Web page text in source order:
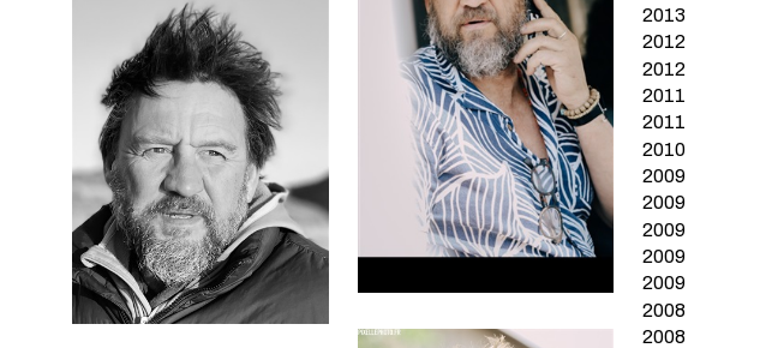
2013
2012
2012
2011
2011
2010
2009
2009
2009
2009
2009
2008
2008